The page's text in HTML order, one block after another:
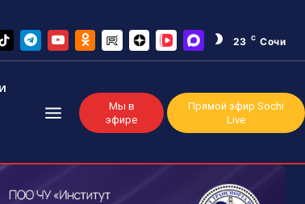
23 C Сочи
Мы в
эфире
Прямой эфир Sochi
Live